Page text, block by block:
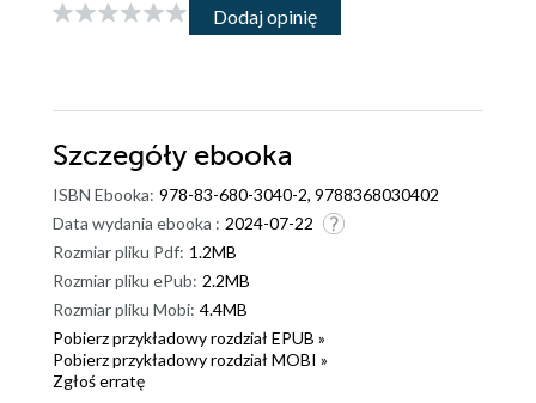
Dodaj opinię
Szczegóły ebooka
ISBN Ebooka: 978-83-680-3040-2, 9788368030402
Data wydania ebooka : 2024-07-22
Rozmiar pliku Pdf: 1.2MB
Rozmiar pliku ePub: 2.2MB
Rozmiar pliku Mobi: 4.4MB
Pobierz przykładowy rozdział EPUB »
Pobierz przykładowy rozdział MOBI »
Zgłoś erratę